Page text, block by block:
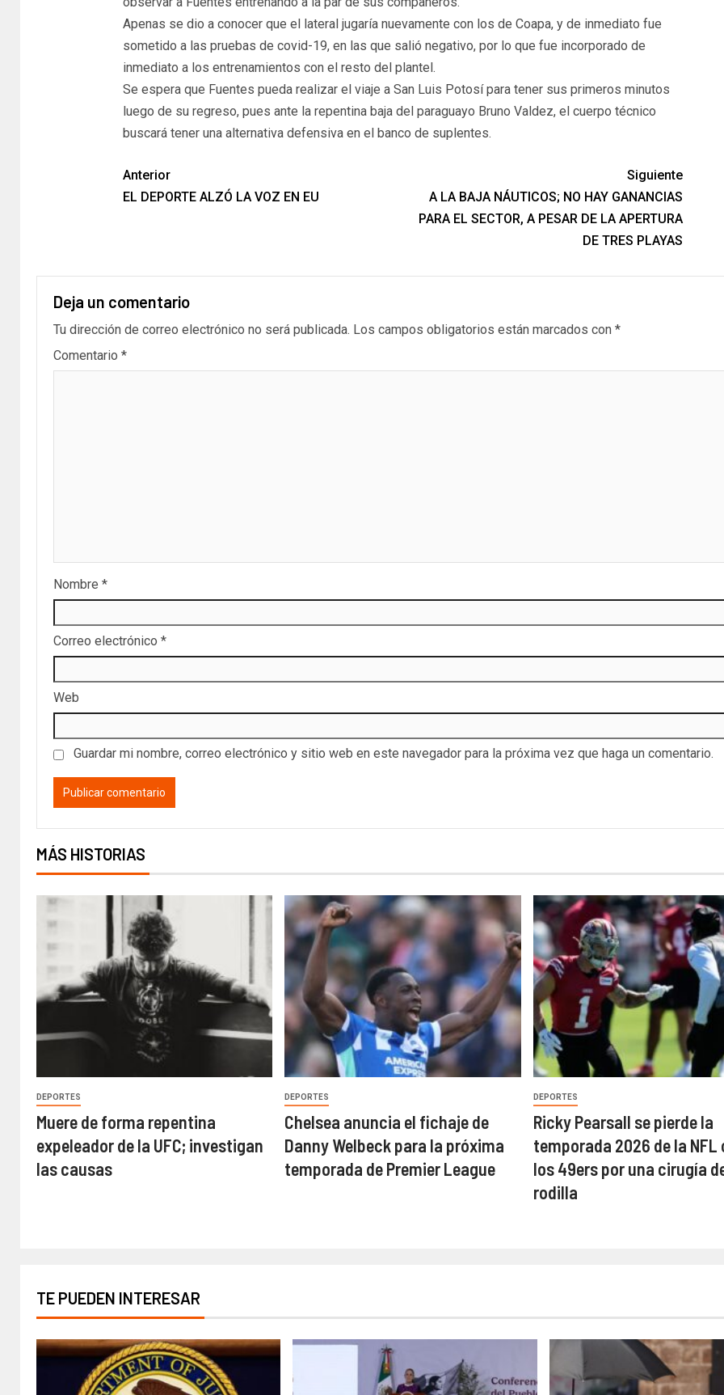
Apenas se dio a conocer que el lateral jugaría nuevamente con los de Coapa, y de inmediato fue
sometido a las pruebas de covid-19, en las que salió negativo, por lo que fue incorporado de
inmediato a los entrenamientos con el resto del plantel.
Se espera que Fuentes pueda realizar el viaje a San Luis Potosí para tener sus primeros minutos
luego de su regreso, pues ante la repentina baja del paraguayo Bruno Valdez, el cuerpo técnico
buscará tener una alternativa defensiva en el banco de suplentes.
Anterior
EL DEPORTE ALZÓ LA VOZ EN EU
Siguiente
A LA BAJA NÁUTICOS; NO HAY GANANCIAS
PARA EL SECTOR, A PESAR DE LA APERTURA
DE TRES PLAYAS
Deja un comentario
Tu dirección de correo electrónico no será publicada. Los campos obligatorios están marcados con *
Comentario *
Nombre *
Correo electrónico *
Web
Guardar mi nombre, correo electrónico y sitio web en este navegador para la próxima vez que haga un comentario.
MÁS HISTORIAS
DEPORTES
Muere de forma repentina
expeleador de la UFC; investigan
las causas
DEPORTES
Chelsea anuncia el fichaje de
Danny Welbeck para la próxima
temporada de Premier League
DEPORTES
Ricky Pearsall se pierde la
temporada 2026 de la NFL
los 49ers por una cirugía
rodilla
TE PUEDEN INTERESAR